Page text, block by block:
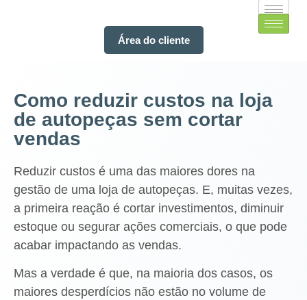
Área do cliente
Como reduzir custos na loja
de autopeças sem cortar
vendas
Reduzir custos é uma das maiores dores na
gestão de uma loja de autopeças. E, muitas vezes,
a primeira reação é cortar investimentos, diminuir
estoque ou segurar ações comerciais, o que pode
acabar impactando as vendas.
Mas a verdade é que, na maioria dos casos, os
maiores desperdícios não estão no volume de